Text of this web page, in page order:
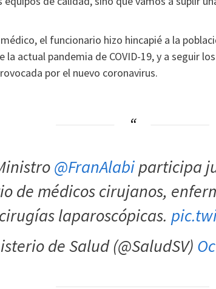
el funcionario hizo hincapié a la
la actual pandemia de COVID-19, y a seguir
por el nuevo coronavirus.
@FranAlabiparticipa
de médicos cirujanos,
laparoscópicas.
de Salud (@SaludSV)